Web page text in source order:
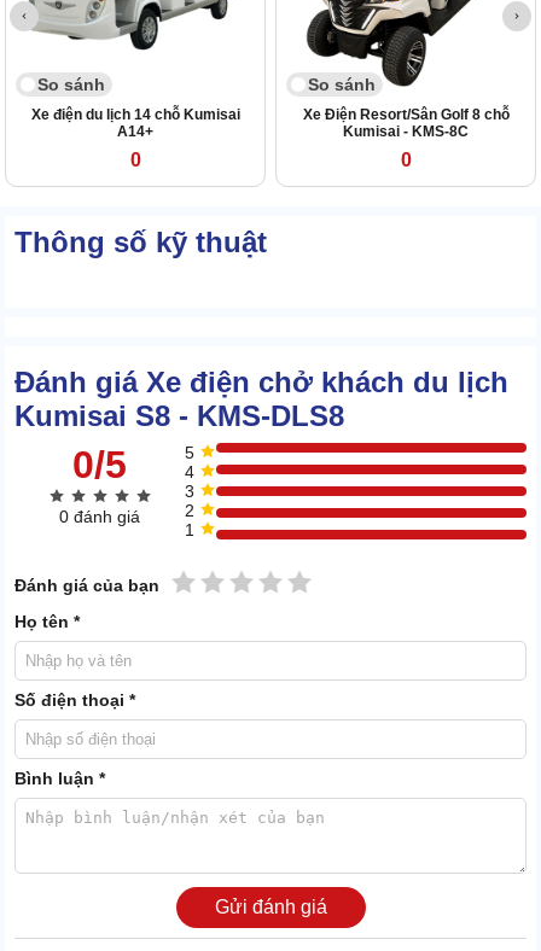
So sánh
Xe điện du lịch 14 chỗ Kumisai
A14+
0
So sánh
Xe Điện Resort/Sân Golf 8 chỗ
Kumisai - KMS-8C
0
Thông số kỹ thuật
Đánh giá Xe điện chở khách du lịch
Kumisai S8 - KMS-DLS8
0/5
0 đánh giá
5
4
3
2
1
Đánh giá của bạn 5 sao
4 sao
3 sao
2 sao
1 sao
Họ tên *
Số điện thoại *
Bình luận *
Gửi đánh giá